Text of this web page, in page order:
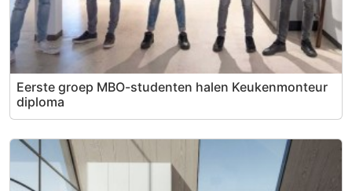
Eerste groep MBO-studenten halen Keukenmonteur
diploma